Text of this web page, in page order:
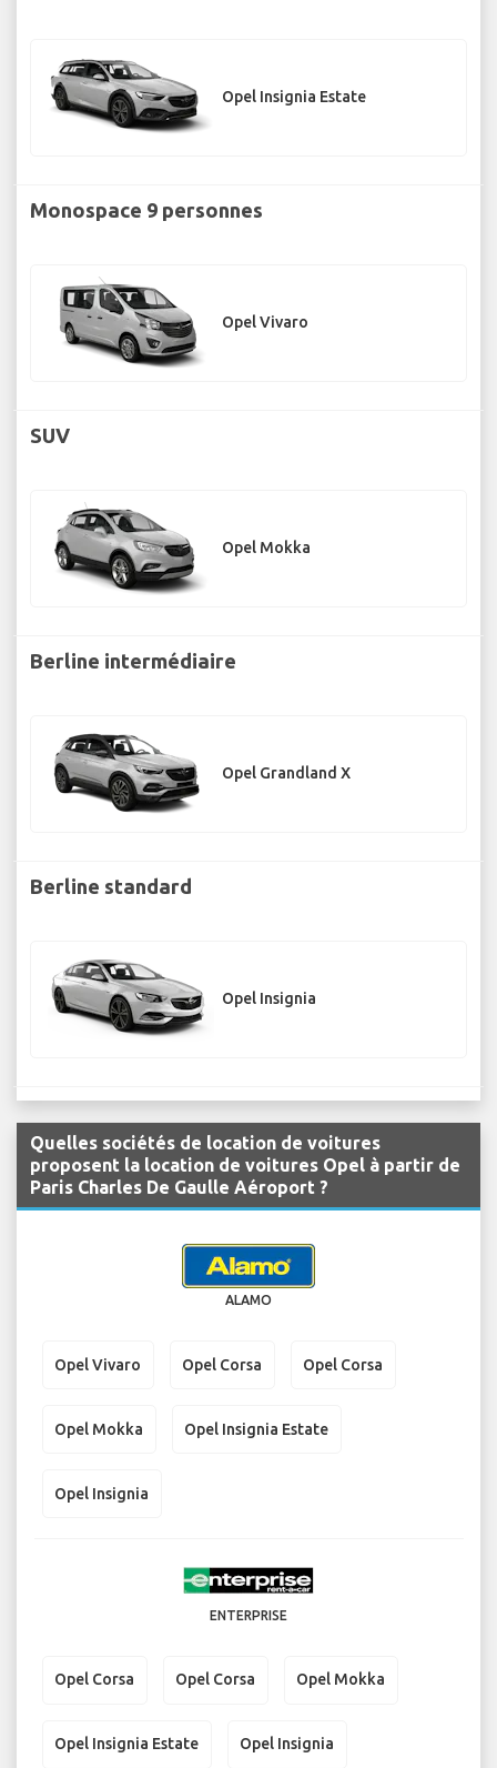
Opel Insignia Estate
Monospace 9 personnes
Opel Vivaro
SUV
Opel Mokka
Berline intermédiaire
Opel Grandland X
Berline standard
Opel Insignia
Quelles sociétés de location de voitures
proposent la location de voitures Opel à partir de
Paris Charles De Gaulle Aéroport ?
ALAMO
Opel Vivaro Opel Corsa Opel Corsa
Opel Mokka Opel Insignia Estate
Opel Insignia
ENTERPRISE
Opel Corsa Opel Corsa Opel Mokka
Opel Insignia Estate Opel Insignia